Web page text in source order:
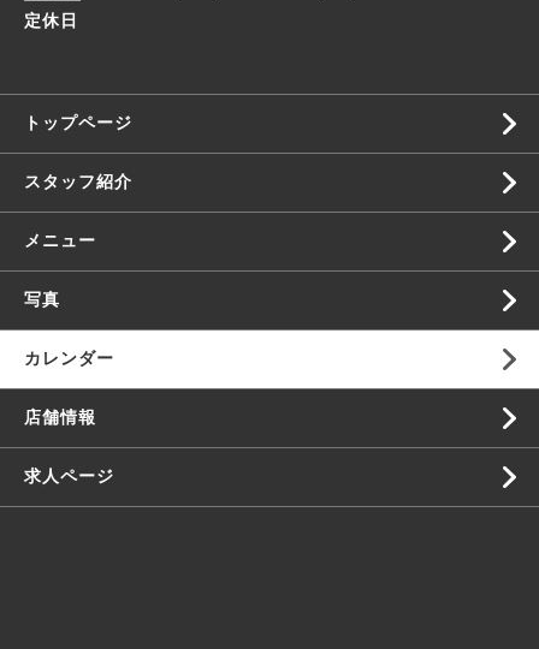
定休日
トップページ
スタッフ紹介
メニュー
写真
カレンダー
店舗情報
求人ページ